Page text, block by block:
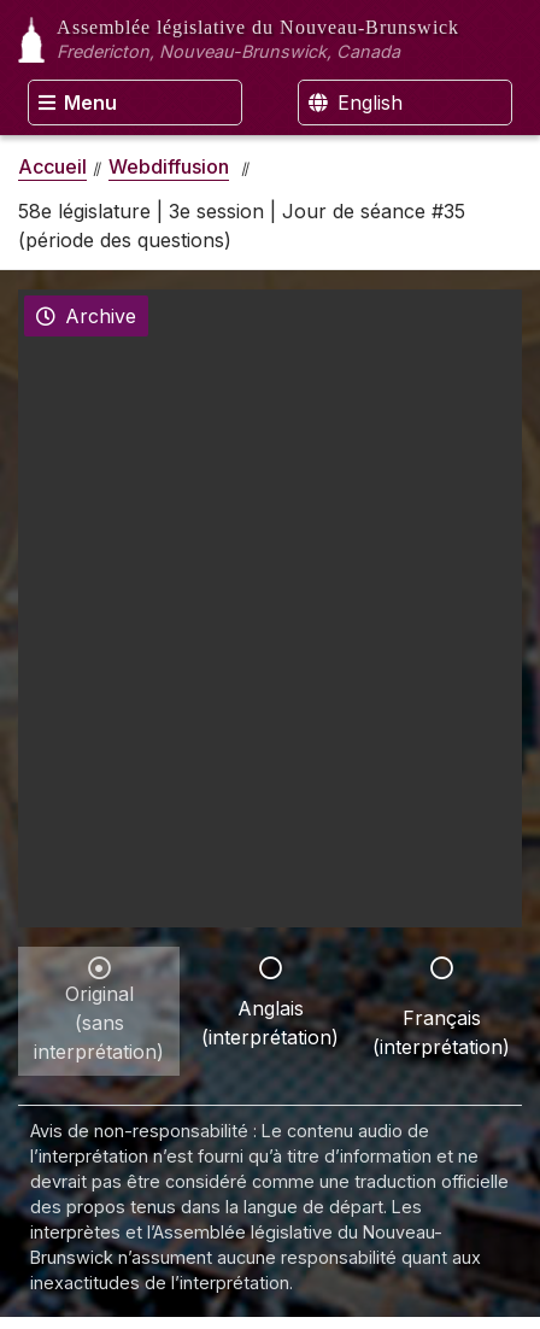
Assemblée législative du Nouveau-Brunswick
Fredericton, Nouveau-Brunswick, Canada
Menu English
Accueil
Webdiffusion
58e législature | 3e session | Jour de séance #35
(période des questions)
Archive
Original
(sans
interprétation)
Anglais
(interprétation)
Français
(interprétation)
Avis de non-responsabilité : Le contenu audio de
l’interprétation n’est fourni qu’à titre d’information et ne
devrait pas être considéré comme une traduction officielle
des propos tenus dans la langue de départ. Les
interprètes et l’Assemblée législative du Nouveau-
Brunswick n’assument aucune responsabilité quant aux
inexactitudes de l’interprétation.